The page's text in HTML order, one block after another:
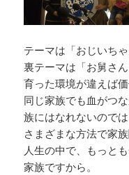
テーマは「おじいち
裏テーマは「お舅さ
育った環境が違えば
同じ家族でも血がつ
族にはなれないのでは
さまざまな方法で家
人生の中で、もっと
家族ですから。